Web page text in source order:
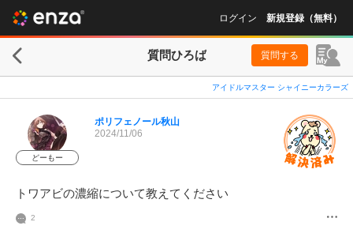
ログイン 新規登録（無料）
質問ひろば 質問する
アイドルマスター シャイニーカラーズ
どーもー
ポリフェノール秋山
2024/11/06
トワアビの濃縮について教えてください
2